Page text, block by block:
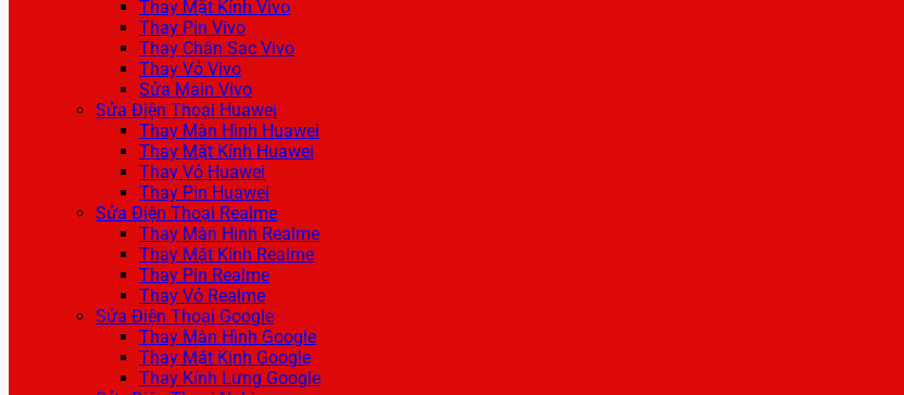
Thay Mặt Kính Vivo
Thay Pin Vivo
Thay Chân Sạc Vivo
Thay Vỏ Vivo
Sửa Main Vivo
Sửa Điện Thoại Huawei
Thay Màn Hình Huawei
Thay Mặt Kính Huawei
Thay Vỏ Huawei
Thay Pin Huawei
Sửa Điện Thoại Realme
Thay Màn Hình Realme
Thay Mặt Kính Realme
Thay Pin Realme
Thay Vỏ Realme
Sửa Điện Thoại Google
Thay Màn Hình Google
Thay Mặt Kính Google
Thay Kính Lưng Google